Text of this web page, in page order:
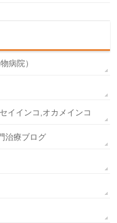
病院）
イインコ,オカメインコ
治療ブログ